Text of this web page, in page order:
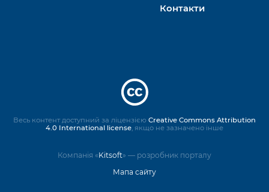
Контакти
Компанія «Kitsoft» — розробник порталу
Мапа сайту
Весь контент доступний за ліцензією Creative Commons Attribution
4.0 International license, якщо не зазначено інше